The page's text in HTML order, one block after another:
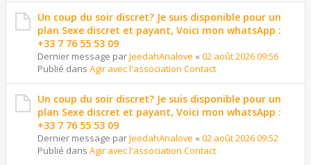
Un coup du soir discret? Je suis disponible pour un
plan Sexe discret et payant, Voici mon whatsApp :
+33 7 76 55 53 09
Dernier message parJeedahAnalove « 02 août 2026 09:56
Publié dans Agir avec l'association Contact
Un coup du soir discret? Je suis disponible pour un
plan Sexe discret et payant, Voici mon whatsApp :
+33 7 76 55 53 09
Dernier message parJeedahAnalove « 02 août 2026 09:52
Publié dans Agir avec l'association Contact